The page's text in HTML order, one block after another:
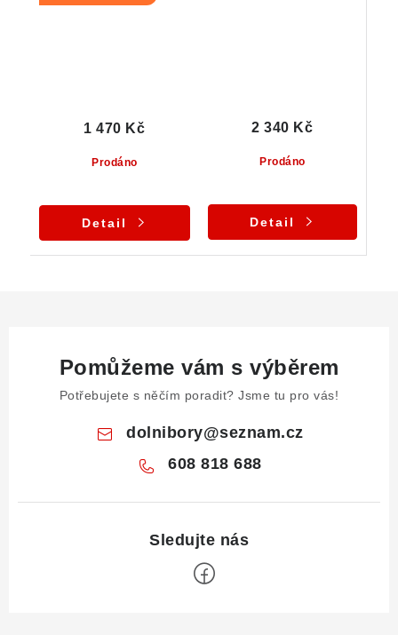
Prodáno
1 470 Kč
Detail
Prodáno
2 340 Kč
Detail
Pomůžeme vám s výběrem
Potřebujete s něčím poradit? Jsme tu pro vás!
dolnibory@seznam.cz
608 818 688